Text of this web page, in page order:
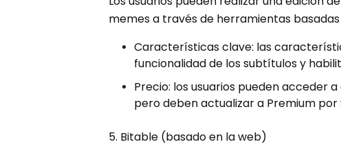
memes a través de herramientas basadas
Características clave: las
funcionalidad de los subtítulos y
Precio: los usuarios pueden acceder
pero deben actualizar a Premium por
5. Bitable (basado en la web)